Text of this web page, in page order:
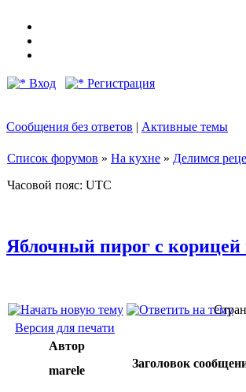
Вход Регистрация
Сообщения без ответов | Активные темы
Список форумов » На кухне » Делимся
Часовой пояс: UTC
Яблочный пирог с
Версия для печати
Автор
marele
Заголовок